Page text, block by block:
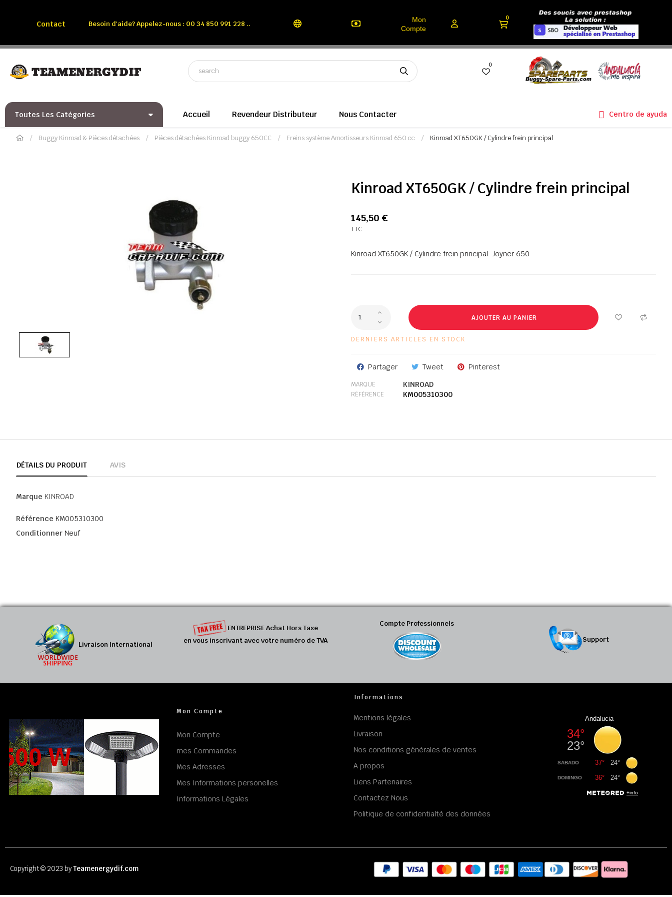
Contact Besoin d'aide? Appelez-nous : 00 34 850 991 228 ..
Mon
Compte
0
0
Toutes Les Catégories Accueil Revendeur Distributeur Nous Contacter Centro de ayuda
Buggy Kinroad & Pièces détachées Pièces détachées Kinroad buggy 650CC Freins système Amortisseurs Kinroad 650 cc Kinroad XT650GK / Cylindre frein principal
Kinroad XT650GK / Cylindre frein principal
145,50 €
TTC
Kinroad XT650GK / Cylindre frein principal Joyner 650
AJOUTER AU PANIER
DERNIERS ARTICLES EN STOCK
Partager Tweet Pinterest
MARQUE KINROAD
RÉFÉRENCE KM005310300
DÉTAILS DU PRODUIT AVIS
Marque KINROAD
Référence KM005310300
Conditionner Neuf
Livraison International
ENTREPRISE Achat Hors Taxe
en vous inscrivant avec votre numéro de TVA
Compte Professionnels
Support
Mon Compte
Mon Compte
mes Commandes
Mes Adresses
Mes Informations personelles
Informations Légales
Informations
Mentions légales
Livraison
Nos conditions générales de ventes
A propos
Liens Partenaires
Contactez Nous
Politique de confidentialté des données
Copyright © 2023 byTeamenergydif.com